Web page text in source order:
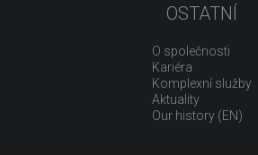
OSTATNÍ
O společnosti
Kariéra
Komplexní služby
Aktuality
Our history (EN)